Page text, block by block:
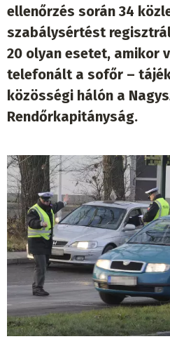
ellenőrzés során 34
szabálysértést
20 olyan esetet, amikor
telefonált a sofőr –
közösségi hálón a
Rendőrkapitányság.